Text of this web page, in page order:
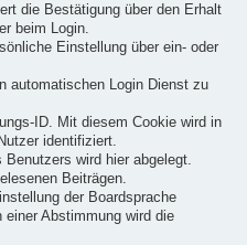
die Bestätigung über den Erhalt
beim Login.
Einstellung über ein- oder
automatischen Login Dienst zu
ID. Mit diesem Cookie wird in
identifiziert.
wird hier abgelegt.
Beiträgen.
der Boardsprache
einer Abstimmung wird die